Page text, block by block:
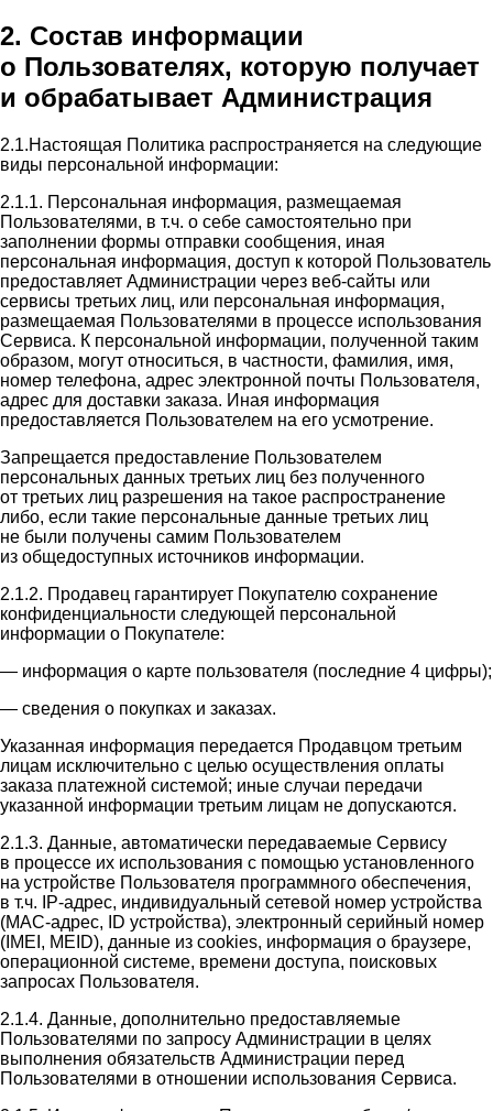
2. Состав информации
о Пользователях, которую получает
и обрабатывает Администрация
2.1.Настоящая Политика распространяется на следующие
виды персональной информации:
2.1.1. Персональная информация, размещаемая
Пользователями, в т.ч. о себе самостоятельно при
заполнении формы отправки сообщения, иная
персональная информация, доступ к которой Пользователь
предоставляет Администрации через веб-сайты или
сервисы третьих лиц, или персональная информация,
размещаемая Пользователями в процессе использования
Сервиса. К персональной информации, полученной таким
образом, могут относиться, в частности, фамилия, имя,
номер телефона, адрес электронной почты Пользователя,
адрес для доставки заказа. Иная информация
предоставляется Пользователем на его усмотрение.
Запрещается предоставление Пользователем
персональных данных третьих лиц без полученного
от третьих лиц разрешения на такое распространение
либо, если такие персональные данные третьих лиц
не были получены самим Пользователем
из общедоступных источников информации.
2.1.2. Продавец гарантирует Покупателю сохранение
конфиденциальности следующей персональной
информации о Покупателе:
— информация о карте пользователя (последние 4 цифры);
— сведения о покупках и заказах.
Указанная информация передается Продавцом третьим
лицам исключительно с целью осуществления оплаты
заказа платежной системой; иные случаи передачи
указанной информации третьим лицам не допускаются.
2.1.3. Данные, автоматически передаваемые Сервису
в процессе их использования с помощью установленного
на устройстве Пользователя программного обеспечения,
в т.ч. IP-адрес, индивидуальный сетевой номер устройства
(MAC-адрес, ID устройства), электронный серийный номер
(IMEI, MEID), данные из cookies, информация о браузере,
операционной системе, времени доступа, поисковых
запросах Пользователя.
2.1.4. Данные, дополнительно предоставляемые
Пользователями по запросу Администрации в целях
выполнения обязательств Администрации перед
Пользователями в отношении использования Сервиса.